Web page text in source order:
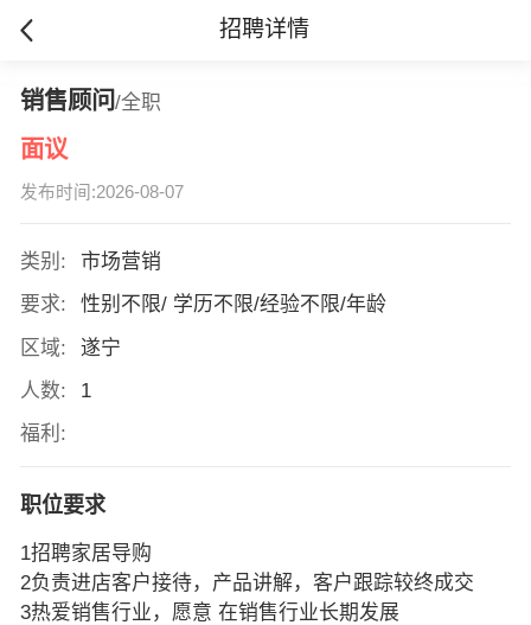
招聘详情
销售顾问/全职
面议
发布时间:2026-08-07
类别:
市场营销
要求:
性别不限/ 学历不限/经验不限/年龄
区域:
遂宁
人数:
1
福利:
职位要求
1招聘家居导购
2负责进店客户接待，产品讲解，客户跟踪较终成交
3热爱销售行业，愿意 在销售行业长期发展